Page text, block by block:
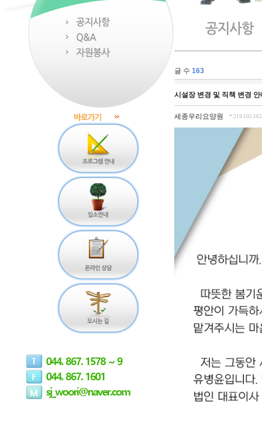
글 수 163
시설장 변경 및 직책 변경 안
세종우리요양원 *.219.105.165